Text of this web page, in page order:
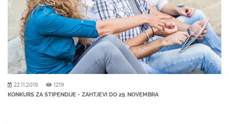
22.11.2019 1219
KONKURS ZA STIPENDIJE - ZAHTJEVI DO 29. NOVEMBRA